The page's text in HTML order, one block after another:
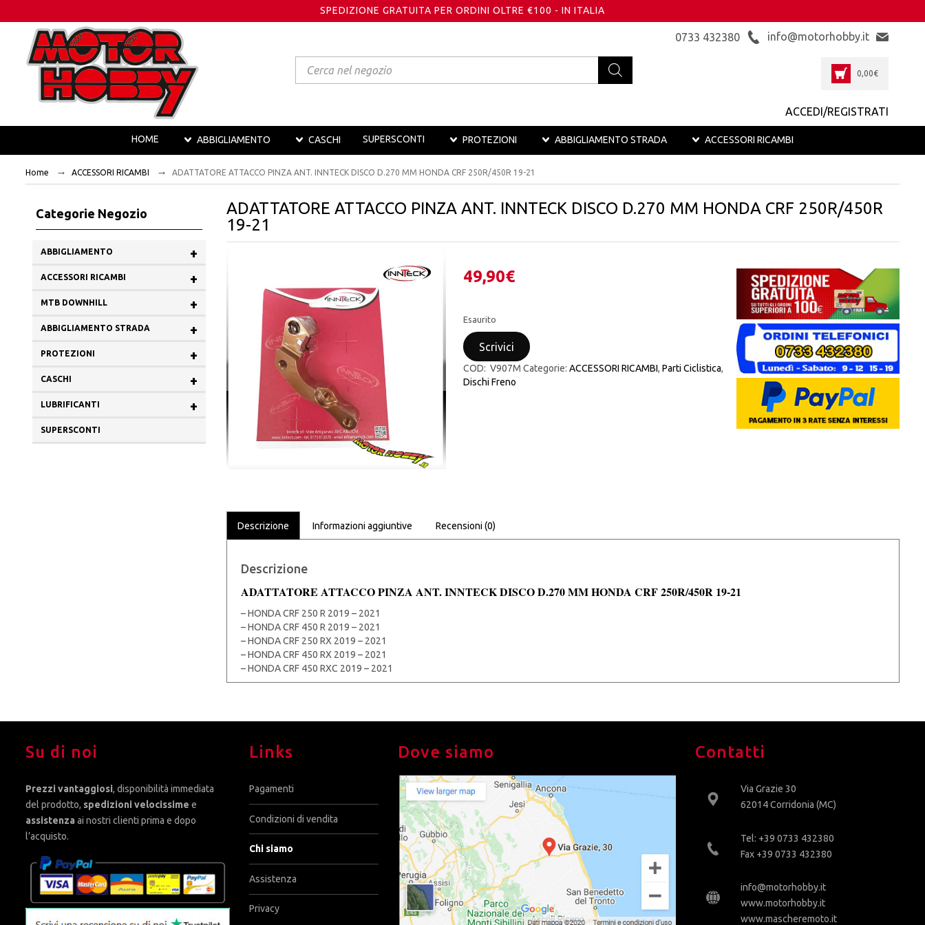
SPEDIZIONE GRATUITA PER ORDINI OLTRE €100 - IN ITALIA
Products
search
info@motorhobby.it
0733 432380
0,00€
ACCEDI/REGISTRATI
HOME ABBIGLIAMENTO CASCHI SUPERSCONTI PROTEZIONI ABBIGLIAMENTO STRADA ACCESSORI RICAMBI
Home ACCESSORI RICAMBI ADATTATORE ATTACCO PINZA ANT. INNTECK DISCO D.270 MM HONDA CRF 250R/450R 19-21
Categorie Negozio
+
ABBIGLIAMENTO
+
ACCESSORI RICAMBI
+
MTB DOWNHILL
+
ABBIGLIAMENTO STRADA
+
PROTEZIONI
+
CASCHI
+
LUBRIFICANTI
SUPERSCONTI
ADATTATORE ATTACCO PINZA ANT. INNTECK DISCO D.270 MM HONDA CRF 250R/450R
19-21
49,90€
Esaurito
Scrivici
COD: V907M Categorie:ACCESSORI RICAMBI,Parti Ciclistica,
Dischi Freno
Descrizione Informazioni aggiuntive Recensioni (0)
Descrizione
ADATTATORE ATTACCO PINZA ANT. INNTECK DISCO D.270 MM HONDA CRF 250R/450R 19-21
– HONDA CRF 250 R 2019 – 2021
– HONDA CRF 450 R 2019 – 2021
– HONDA CRF 250 RX 2019 – 2021
– HONDA CRF 450 RX 2019 – 2021
– HONDA CRF 450 RXC 2019 – 2021
Su di noi
Prezzi vantaggiosi, disponibilità immediata
del prodotto, spedizioni velocissime e
assistenza ai nostri clienti prima e dopo
l’acquisto.
Links
Pagamenti
Condizioni di vendita
Chi siamo
Assistenza
Privacy
Dove siamo Contatti
Via Grazie 30
62014 Corridonia (MC)
Tel: +39 0733 432380
Fax +39 0733 432380
info@motorhobby.it
www.motorhobby.it
www.mascheremoto.it